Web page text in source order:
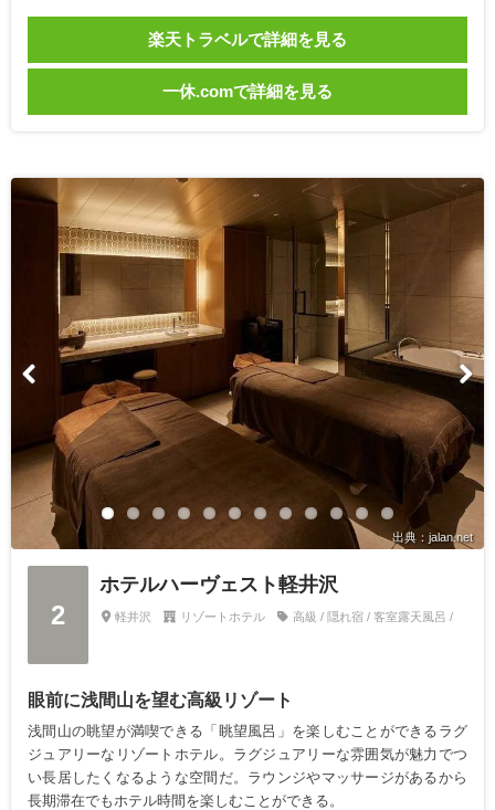
楽天トラベルで詳細を見る
一休.comで詳細を見る
出典：jalan.net
2
ホテルハーヴェスト軽井沢
軽井沢 リゾートホテル 高級 / 隠れ宿 / 客室露天風呂 /
眼前に浅間山を望む高級リゾート
浅間山の眺望が満喫できる「眺望風呂」を楽しむことができるラグ
ジュアリーなリゾートホテル。ラグジュアリーな雰囲気が魅力でつ
い長居したくなるような空間だ。ラウンジやマッサージがあるから
長期滞在でもホテル時間を楽しむことができる。